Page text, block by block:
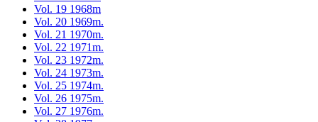
Vol. 19 1968m
Vol. 20 1969m.
Vol. 21 1970m.
Vol. 22 1971m.
Vol. 23 1972m.
Vol. 24 1973m.
Vol. 25 1974m.
Vol. 26 1975m.
Vol. 27 1976m.